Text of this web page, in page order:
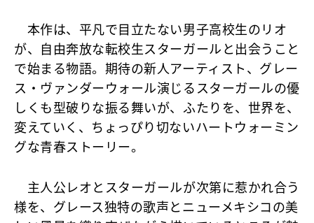
本作は、平凡で目立たない男子高校生のリオ
が、自由奔放な転校生スターガールと出会うこと
で始まる物語。期待の新人アーティスト、グレー
ス・ヴァンダーウォール演じるスターガールの優
しくも型破りな振る舞いが、ふたりを、世界を、
変えていく、ちょっぴり切ないハートウォーミン
グな青春ストーリー。
主人公レオとスターガールが次第に惹かれ合う
様を、グレース独特の歌声とニューメキシコの美